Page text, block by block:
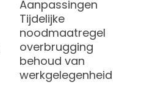
Aanpassingen
Tijdelijke
noodmaatregel
overbrugging
behoud van
werkgelegenheid